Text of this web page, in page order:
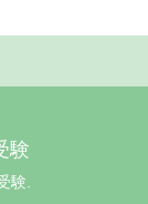
験
験.